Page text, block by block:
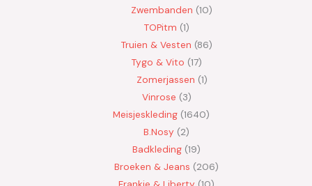
Zwembanden 10
TOPitm 1
Truien & Vesten 86
Tygo & Vito 17
Zomerjassen 1
Vinrose 3
Meisjeskleding 1640
B.Nosy
2
Badkleding 19
Broeken & Jeans
206